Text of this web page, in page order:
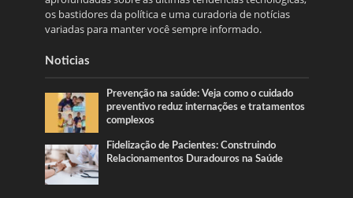
os bastidores da política e uma curadoria de notícias
variadas para manter você sempre informado.
Noticias
Prevenção na saúde: Veja como o cuidado
preventivo reduz internações e tratamentos
complexos
Fidelização de Pacientes: Construindo
Relacionamentos Duradouros na Saúde